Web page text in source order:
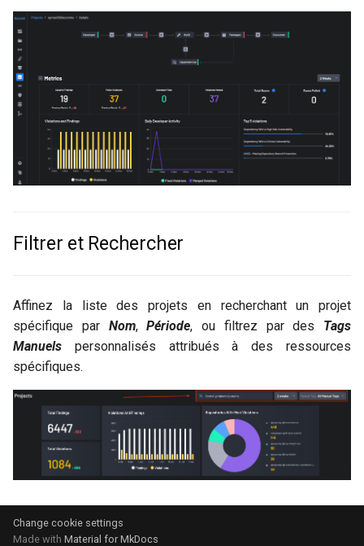
Filtrer et Rechercher
Affinez la liste des projets en recherchant un projet
spécifique par Nom,Période, ou filtrez par des Tags
Manuels personnalisés attribués à des ressources
spécifiques.
Change cookie settings
Made with Material for MkDocs